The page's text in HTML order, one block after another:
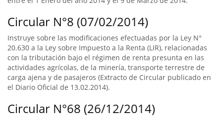
Circular N°8 (07/02/2014)
Instruye sobre las modificaciones efectuadas por la Ley N°
20.630 a la Ley sobre Impuesto a la Renta (LIR), relacionadas
con la tributación bajo el régimen de renta presunta en las
actividades agrícolas, de la minería, transporte terrestre de
carga ajena y de pasajeros (Extracto de Circular publicado en
el Diario Oficial de 13.02.2014).
Circular N°68 (26/12/2014)